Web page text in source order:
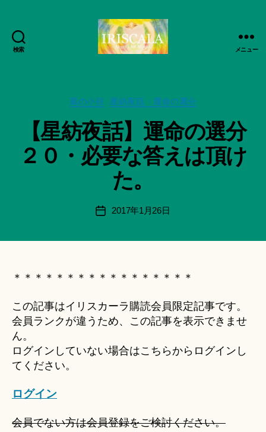
検索
日
記
録・
品
集-
IRISCALA
メニュー
カ
ー
風の小径 星紡夜話・運命の選分
【星紡夜話】運命の選分
２０・必要な答えは頂け
た。
投
稿
成
:
船
智
日
a
ki
＊
投
2017年1月26日
＊＊＊＊＊＊＊＊＊＊＊＊＊＊＊＊＊
この記事はイリスカーラ購読会員限定記事です。
会員ランクが違うため、この記事を表示できませ
ん。
ログインしていない場合はこちらからログインし
てください。
ログイン
会員でない方は会員登録をご検討ください。